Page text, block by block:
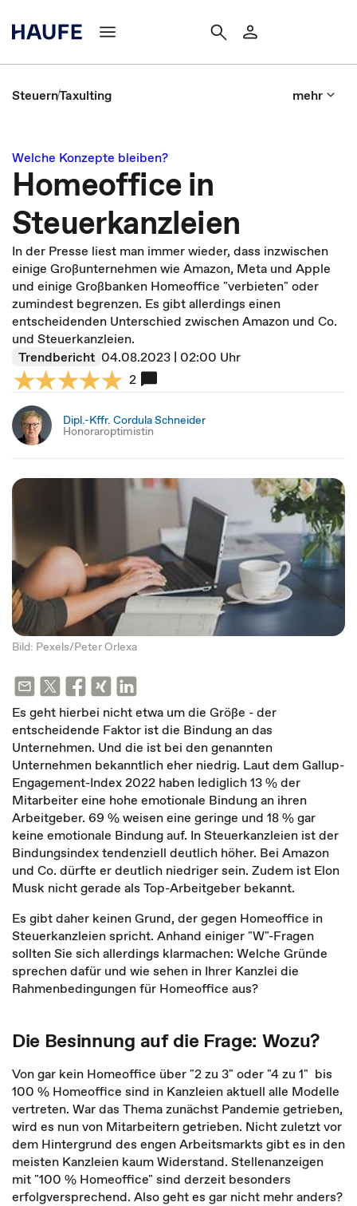
SteuernTaxulting mehr
Welche Konzepte bleiben?
Homeoffice in
Steuerkanzleien
In der Presse liest man immer wieder, dass inzwischen
einige Großunternehmen wie Amazon, Meta und Apple
und einige Großbanken Homeoffice "verbieten" oder
zumindest begrenzen. Es gibt allerdings einen
entscheidenden Unterschied zwischen Amazon und Co.
und Steuerkanzleien.
Trendbericht 04.08.2023 | 02:00 Uhr
2
Dipl.-Kffr. Cordula Schneider
Honoraroptimistin
Bild: Pexels/Peter Orlexa
Es geht hierbei nicht etwa um die Größe - der
entscheidende Faktor ist die Bindung an das
Unternehmen. Und die ist bei den genannten
Unternehmen bekanntlich eher niedrig. Laut dem Gallup-
Engagement-Index 2022 haben lediglich 13 % der
Mitarbeiter eine hohe emotionale Bindung an ihren
Arbeitgeber. 69 % weisen eine geringe und 18 % gar
keine emotionale Bindung auf. In Steuerkanzleien ist der
Bindungsindex tendenziell deutlich höher. Bei Amazon
und Co. dürfte er deutlich niedriger sein. Zudem ist Elon
Musk nicht gerade als Top-Arbeitgeber bekannt.
Es gibt daher keinen Grund, der gegen Homeoffice in
Steuerkanzleien spricht. Anhand einiger "W"-Fragen
sollten Sie sich allerdings klarmachen: Welche Gründe
sprechen dafür und wie sehen in Ihrer Kanzlei die
Rahmenbedingungen für Homeoffice aus?
Die Besinnung auf die Frage: Wozu?
Von gar kein Homeoffice über "2 zu 3" oder "4 zu 1" bis
100 % Homeoffice sind in Kanzleien aktuell alle Modelle
vertreten. War das Thema zunächst Pandemie getrieben,
wird es nun von Mitarbeitern getrieben. Nicht zuletzt vor
dem Hintergrund des engen Arbeitsmarkts gibt es in den
meisten Kanzleien kaum Widerstand. Stellenanzeigen
mit "100 % Homeoffice" sind derzeit besonders
erfolgversprechend. Also geht es gar nicht mehr anders?